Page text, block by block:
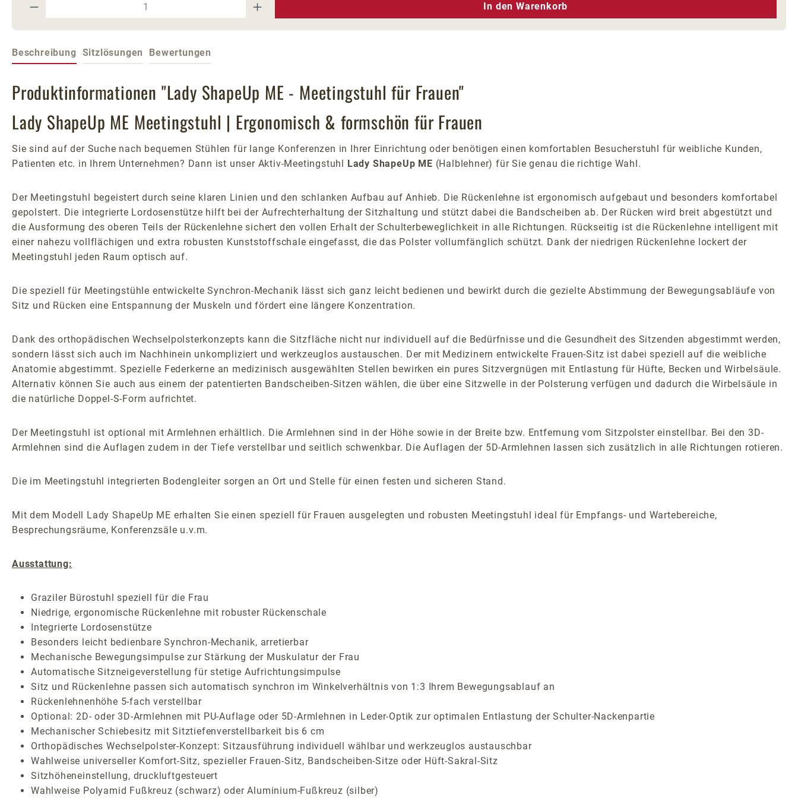
In den Warenkorb
Beschreibung Sitzlösungen Bewertungen
Produktinformationen "Lady ShapeUp ME - Meetingstuhl für Frauen"
Lady ShapeUp ME Meetingstuhl | Ergonomisch & formschön für Frauen
Sie sind auf der Suche nach bequemen Stühlen für lange Konferenzen in Ihrer Einrichtung oder benötigen einen komfortablen Besucherstuhl für weibliche Kunden,
Patienten etc. in Ihrem Unternehmen? Dann ist unser Aktiv-Meetingstuhl Lady ShapeUp ME (Halblehner) für Sie genau die richtige Wahl.
Der Meetingstuhl begeistert durch seine klaren Linien und den schlanken Aufbau auf Anhieb. Die Rückenlehne ist ergonomisch aufgebaut und besonders komfortabel
gepolstert. Die integrierte Lordosenstütze hilft bei der Aufrechterhaltung der Sitzhaltung und stützt dabei die Bandscheiben ab. Der Rücken wird breit abgestützt und
die Ausformung des oberen Teils der Rückenlehne sichert den vollen Erhalt der Schulterbeweglichkeit in alle Richtungen. Rückseitig ist die Rückenlehne intelligent mit
einer nahezu vollflächigen und extra robusten Kunststoffschale eingefasst, die das Polster vollumfänglich schützt. Dank der niedrigen Rückenlehne lockert der
Meetingstuhl jeden Raum optisch auf.
Die speziell für Meetingstühle entwickelte Synchron-Mechanik lässt sich ganz leicht bedienen und bewirkt durch die gezielte Abstimmung der Bewegungsabläufe von
Sitz und Rücken eine Entspannung der Muskeln und fördert eine längere Konzentration.
Dank des orthopädischen Wechselpolsterkonzepts kann die Sitzfläche nicht nur individuell auf die Bedürfnisse und die Gesundheit des Sitzenden abgestimmt werden,
sondern lässt sich auch im Nachhinein unkompliziert und werkzeuglos austauschen. Der mit Medizinern entwickelte Frauen-Sitz ist dabei speziell auf die weibliche
Anatomie abgestimmt. Spezielle Federkerne an medizinisch ausgewählten Stellen bewirken ein pures Sitzvergnügen mit Entlastung für Hüfte, Becken und Wirbelsäule.
Alternativ können Sie auch aus einem der patentierten Bandscheiben-Sitzen wählen, die über eine Sitzwelle in der Polsterung verfügen und dadurch die Wirbelsäule in
die natürliche Doppel-S-Form aufrichtet.
Der Meetingstuhl ist optional mit Armlehnen erhältlich. Die Armlehnen sind in der Höhe sowie in der Breite bzw. Entfernung vom Sitzpolster einstellbar. Bei den 3D-
Armlehnen sind die Auflagen zudem in der Tiefe verstellbar und seitlich schwenkbar. Die Auflagen der 5D-Armlehnen lassen sich zusätzlich in alle Richtungen rotieren.
Die im Meetingstuhl integrierten Bodengleiter sorgen an Ort und Stelle für einen festen und sicheren Stand.
Mit dem Modell Lady ShapeUp ME erhalten Sie einen speziell für Frauen ausgelegten und robusten Meetingstuhl ideal für Empfangs- und Wartebereiche,
Besprechungsräume, Konferenzsäle u.v.m.
Ausstattung:
Graziler Bürostuhl speziell für die Frau
Niedrige, ergonomische Rückenlehne mit robuster Rückenschale
Integrierte Lordosenstütze
Besonders leicht bedienbare Synchron-Mechanik, arretierbar
Mechanische Bewegungsimpulse zur Stärkung der Muskulatur der Frau
Automatische Sitzneigeverstellung für stetige Aufrichtungsimpulse
Sitz und Rückenlehne passen sich automatisch synchron im Winkelverhältnis von 1:3 Ihrem Bewegungsablauf an
Rückenlehnenhöhe 5-fach verstellbar
Optional: 2D- oder 3D-Armlehnen mit PU-Auflage oder 5D-Armlehnen in Leder-Optik zur optimalen Entlastung der Schulter-Nackenpartie
Mechanischer Schiebesitz mit Sitztiefenverstellbarkeit bis 6 cm
Orthopädisches Wechselpolster-Konzept: Sitzausführung individuell wählbar und werkzeuglos austauschbar
Wahlweise universeller Komfort-Sitz, spezieller Frauen-Sitz, Bandscheiben-Sitze oder Hüft-Sakral-Sitz
Sitzhöheneinstellung, druckluftgesteuert
Wahlweise Polyamid Fußkreuz (schwarz) oder Aluminium-Fußkreuz (silber)